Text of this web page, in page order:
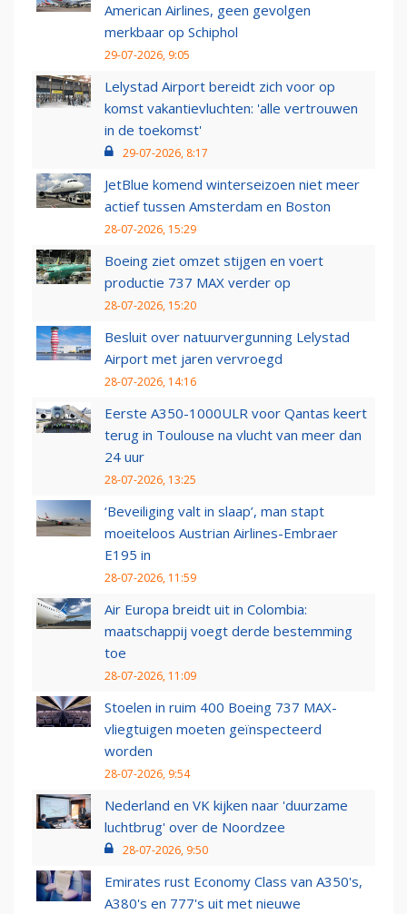
American Airlines, geen gevolgen
merkbaar op Schiphol
29-07-2026, 9:05
Lelystad Airport bereidt zich voor op
komst vakantievluchten: 'alle vertrouwen
in de toekomst'
29-07-2026, 8:17
JetBlue komend winterseizoen niet meer
actief tussen Amsterdam en Boston
28-07-2026, 15:29
Boeing ziet omzet stijgen en voert
productie 737 MAX verder op
28-07-2026, 15:20
Besluit over natuurvergunning Lelystad
Airport met jaren vervroegd
28-07-2026, 14:16
Eerste A350-1000ULR voor Qantas keert
terug in Toulouse na vlucht van meer dan
24 uur
28-07-2026, 13:25
‘Beveiliging valt in slaap’, man stapt
moeiteloos Austrian Airlines-Embraer
E195 in
28-07-2026, 11:59
Air Europa breidt uit in Colombia:
maatschappij voegt derde bestemming
toe
28-07-2026, 11:09
Stoelen in ruim 400 Boeing 737 MAX-
vliegtuigen moeten geïnspecteerd
worden
28-07-2026, 9:54
Nederland en VK kijken naar 'duurzame
luchtbrug' over de Noordzee
28-07-2026, 9:50
Emirates rust Economy Class van A350's,
A380's en 777's uit met nieuwe